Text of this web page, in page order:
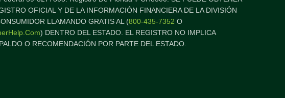
OFICIAL Y DE LA INFORMACIÓN FINANCIERA DE LA DIVISIÓN
LLAMANDO GRATIS AL (800-435-7352 O
) DENTRO DEL ESTADO. EL REGISTRO NO IMPLICA
O RECOMENDACIÓN POR PARTE DEL ESTADO.